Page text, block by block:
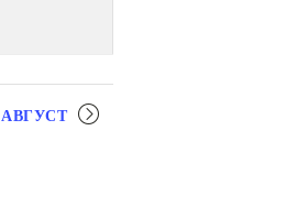
АВГУСТ